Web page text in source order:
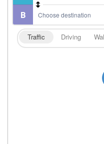
Traffic Driving